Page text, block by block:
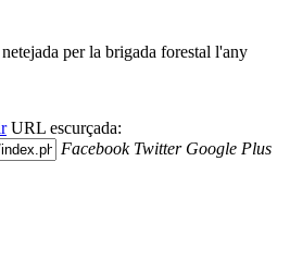
per la brigada forestal l'any
URL escurçada:
Facebook Twitter Google Plus